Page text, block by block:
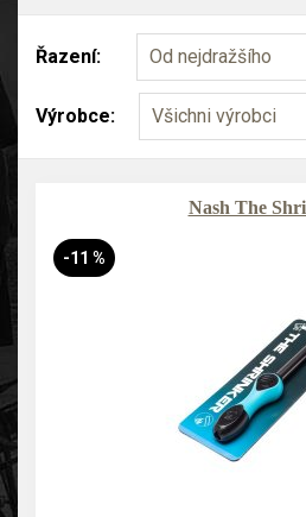
Řazení: Od nejdražšího
Výrobce: Všichni výrobci
Nash The
-11 %